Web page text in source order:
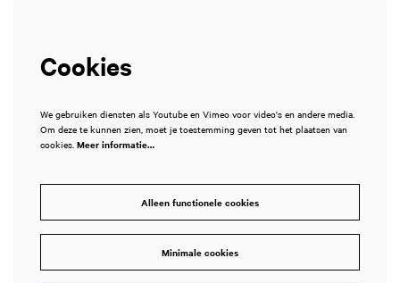
Cookies
We gebruiken diensten als Youtube en Vimeo voor video's en andere media.
Om deze te kunnen zien, moet je toestemming geven tot het plaatsen van
cookies. Meer informatie…
Alleen functionele cookies
Minimale cookies